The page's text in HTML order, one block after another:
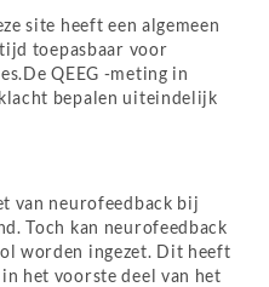
site heeft een algemeen
toepasbaar voor
QEEG -meting in
bepalen uiteindelijk
van neurofeedback bij
Toch kan neurofeedback
worden ingezet. Dit heeft
het voorste deel van het